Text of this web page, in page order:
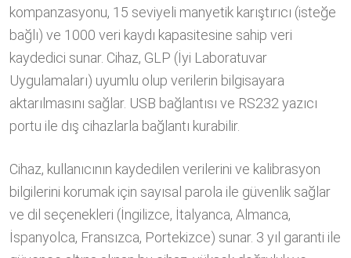
kompanzasyonu, 15 seviyeli manyetik karıştırıcı (isteğe
bağlı) ve 1000 veri kaydı kapasitesine sahip veri
kaydedici sunar. Cihaz, GLP (İyi Laboratuvar
Uygulamaları) uyumlu olup verilerin bilgisayara
aktarılmasını sağlar. USB bağlantısı ve RS232 yazıcı
portu ile dış cihazlarla bağlantı kurabilir.
Cihaz, kullanıcının kaydedilen verilerini ve kalibrasyon
bilgilerini korumak için sayısal parola ile güvenlik sağlar
ve dil seçenekleri (İngilizce, İtalyanca, Almanca,
İspanyolca, Fransızca, Portekizce) sunar. 3 yıl garanti ile